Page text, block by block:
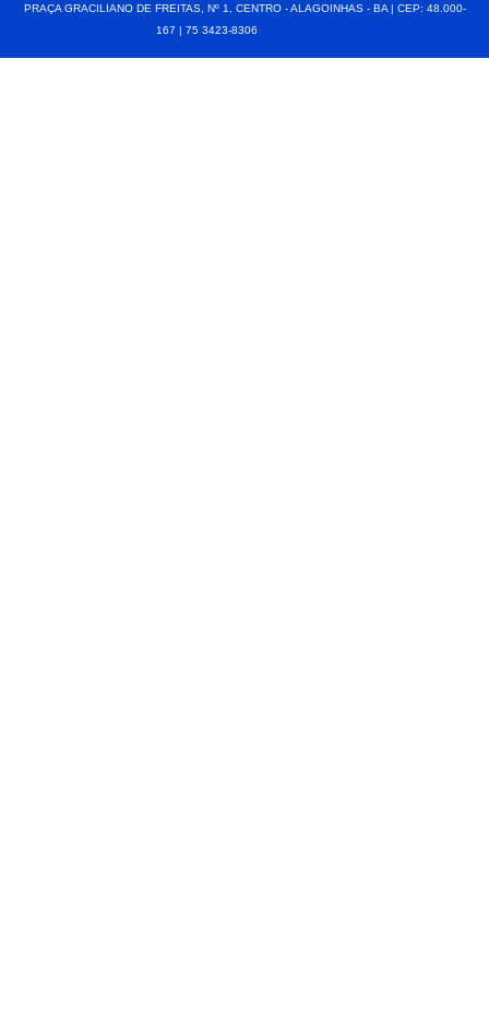
PRAÇA GRACILIANO DE FREITAS, Nº 1, CENTRO - ALAGOINHAS - BA | CEP: 48.000-
167 | 75 3423-8306⠀⠀⠀⠀⠀⠀⠀⠀⠀⠀